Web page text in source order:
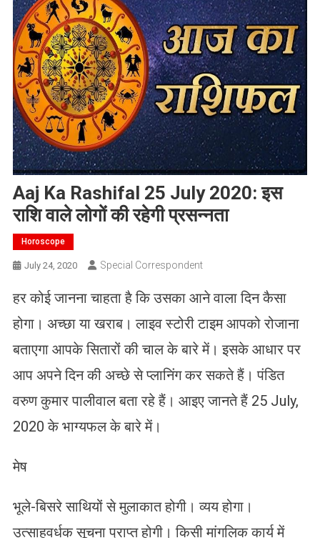
Aaj Ka Rashifal 25 July 2020: इस
राशि वाले लोगों की रहेगी प्रसन्नता
Horoscope
July 24, 2020 Special Correspondent
हर कोई जानना चाहता है कि उसका आने वाला दिन कैसा
होगा। अच्छा या खराब। लाइव स्टोरी टाइम आपको रोजाना
बताएगा आपके सितारों की चाल के बारे में। इसके आधार पर
आप अपने दिन की अच्छे से प्लानिंग कर सकते हैं। पंडित
वरुण कुमार पालीवाल बता रहे हैं। आइए जानते हैं 25 July,
2020 के भाग्यफल के बारे में।
मेष
भूले-बिसरे साथियों से मुलाकात होगी। व्यय होगा।
उत्साहवर्धक सूचना प्राप्त होगी। किसी मांगलिक कार्य में